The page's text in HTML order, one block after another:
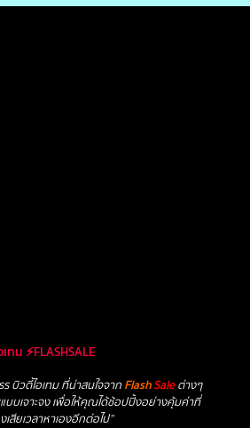
ทม ⚡FLASHSALE
ร บิวตี้ไอเทม ที่น่าสนใจจาก FlashSaleต่างๆ
บบเจาะจง เพื่อให้คุณได้ช้อปปิ้งอย่างคุ้มค่าที่
เสียเวลาหาเองอีกต่อไป”